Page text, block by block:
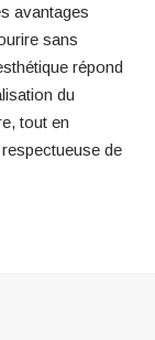
avantages
sans
répond
du
tout en
de